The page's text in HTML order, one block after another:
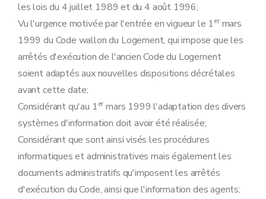
les lois du 4 juillet 1989 et du 4 août 1996;
Vu l'urgence motivée par l'entrée en vigueur le 1ermars
1999 du Code wallon du Logement, qui impose que les
arrêtés d'exécution de l'ancien Code du Logement
soient adaptés aux nouvelles dispositions décrétales
avant cette date;
Considérant qu'au 1er mars 1999 l'adaptation des divers
systèmes d'information doit avoir été réalisée;
Considérant que sont ainsi visés les procédures
informatiques et administratives mais également les
documents administratifs qu'imposent les arrêtés
d'exécution du Code, ainsi que l'information des agents;